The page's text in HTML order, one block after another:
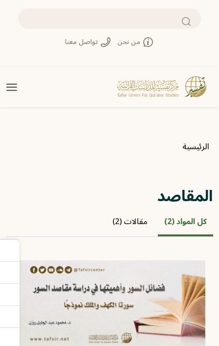
بحث
من نحن تواصل معنا
مسار التنقل
الرئيسية
المقاصد
كل المواد (2) مقالات (2)